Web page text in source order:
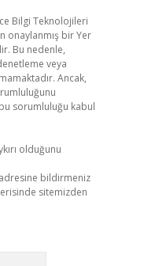
Bilgi Teknolojileri
onaylanmış bir Yer
Bu nedenle,
veya
Ancak,
sorumluluğu kabul
olduğunu
adresine bildirmeniz
sitemizden